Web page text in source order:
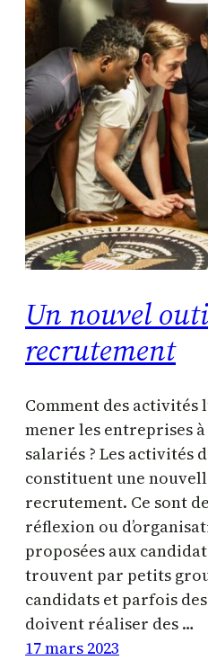
Un nouvel
recrutement
Comment des activités
mener les entreprises à
salariés ? Les activités
constituent une
recrutement. Ce sont
réflexion ou
proposées aux
trouvent par petits
candidats et parfois
doivent réaliser des …
17 mars 2023